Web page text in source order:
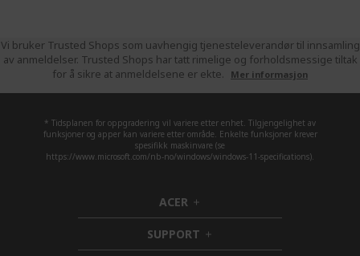
Vi bruker Trusted Shops som uavhengig tjenesteleverandør til innsamling
av anmeldelser. Trusted Shops har tatt rimelige og forholdsmessige tiltak
for å sikre at anmeldelsene er ekte.
Mer informasjon
* Tidsplanen for oppgradering vil variere etter enhet. Tilgjengelighet av
funksjoner og apper kan variere etter område. Enkelte funksjoner krever
spesifikk maskinvare (se
https://www.microsoft.com/nb-no/windows/windows-11-specifications).
ACER h
i
d
SUPPORT h